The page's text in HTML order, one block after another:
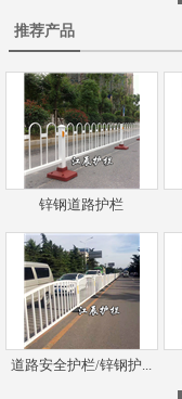
推荐产品
锌钢道路护栏
道路安全护栏/锌钢护...